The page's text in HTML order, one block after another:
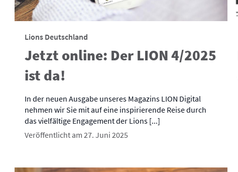
Lions Deutschland
Jetzt online: Der LION 4/2025
ist da!
In der neuen Ausgabe unseres Magazins LION Digital
nehmen wir Sie mit auf eine inspirierende Reise durch
das vielfältige Engagement der Lions [...]
Veröffentlicht am 27. Juni 2025